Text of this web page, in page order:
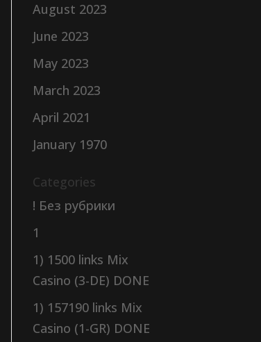
August 2023
June 2023
May 2023
March 2023
April 2021
January 1970
Categories
! Без рубрики
1
1) 1500 links Mix
Casino (3-DE) DONE
1) 157190 links Mix
Casino (1-GR) DONE